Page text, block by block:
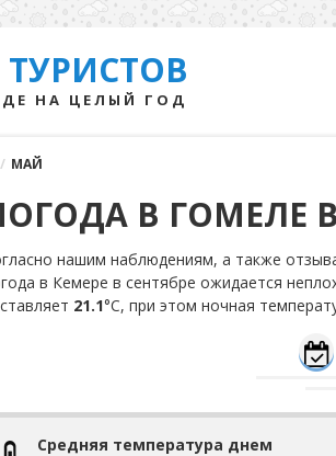
НА ЦЕЛЫЙ ГОД
/ МАЙ
В ГОМЕЛЕ
нашим наблюдениям, а также
в Кемере в сентябре ожидается
21.1°С, при этом ночная
Средняя температура днем